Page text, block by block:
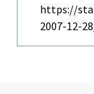
https://
2007-12-